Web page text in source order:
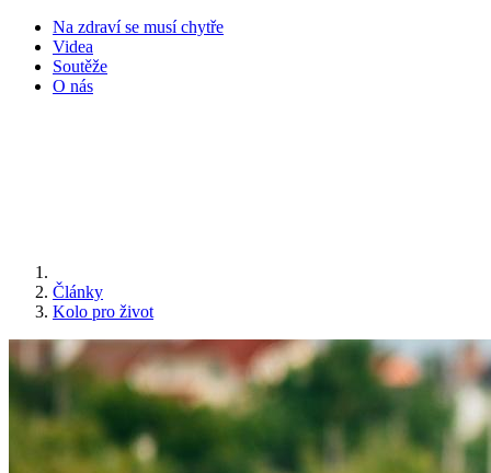
Na zdraví se musí chytře
Videa
Soutěže
O nás
Články
Kolo pro život